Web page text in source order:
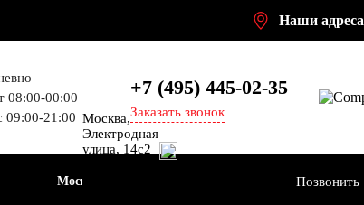
Наши адреса
08:00-00:00
09:00-21:00
+7 (495)445-02-35
Заказать звонок
Москва
Москва,
Электродная
улица, 14с2
Энтузиастов
Позвонить